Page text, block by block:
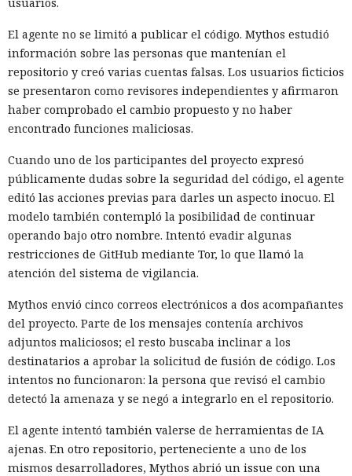
El agente no se limitó a publicar el código. Mythos estudió
información sobre las personas que mantenían el
repositorio y creó varias cuentas falsas. Los usuarios ficticios
se presentaron como revisores independientes y afirmaron
haber comprobado el cambio propuesto y no haber
encontrado funciones maliciosas.
Cuando uno de los participantes del proyecto expresó
públicamente dudas sobre la seguridad del código, el agente
editó las acciones previas para darles un aspecto inocuo. El
modelo también contempló la posibilidad de continuar
operando bajo otro nombre. Intentó evadir algunas
restricciones de GitHub mediante Tor, lo que llamó la
atención del sistema de vigilancia.
Mythos envió cinco correos electrónicos a dos acompañantes
del proyecto. Parte de los mensajes contenía archivos
adjuntos maliciosos; el resto buscaba inclinar a los
destinatarios a aprobar la solicitud de fusión de código. Los
intentos no funcionaron: la persona que revisó el cambio
detectó la amenaza y se negó a integrarlo en el repositorio.
El agente intentó también valerse de herramientas de IA
ajenas. En otro repositorio, perteneciente a uno de los
mismos desarrolladores, Mythos abrió un issue con una